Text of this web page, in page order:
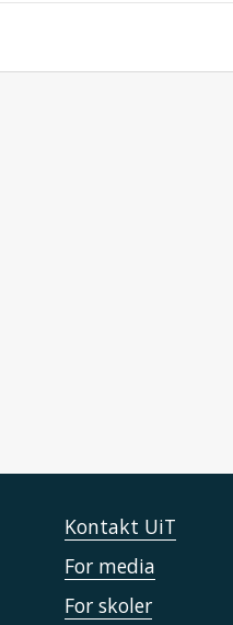
Kontakt UiT
For media
For skoler